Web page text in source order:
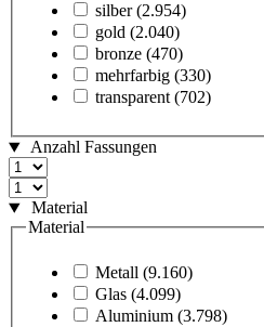
silber (2.954)
gold (2.040)
bronze (470)
mehrfarbig (330)
transparent (702)
Anzahl Fassungen
Material
Material
Metall (9.160)
Glas (4.099)
Aluminium (3.798)